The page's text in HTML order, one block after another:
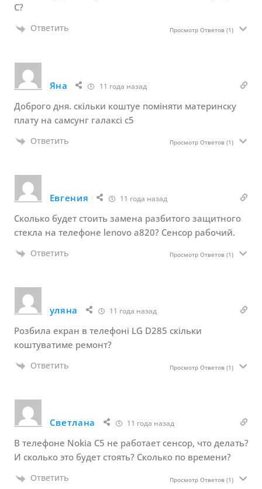
C?
Ответить Просмотр Ответов(1)
Яна 11 года назад
Доброго дня. скільки коштуе поміняти материнску
плату на самсунг галаксі с5
Ответить Просмотр Ответов(1)
Евгения 11 года назад
Сколько будет стоить замена разбитого защитного
стекла на телефоне lenovo а820? Сенсор рабочий.
Ответить Просмотр Ответов(1)
уляна 11 года назад
Розбила екран в телефоні LG D285 скільки
коштуватиме ремонт?
Ответить Просмотр Ответов(1)
Светлана 11 года назад
В телефоне Nokia C5 не работает сенсор, что делать?
И сколько это будет стоять? Сколько по времени?
Ответить Просмотр Ответов(1)